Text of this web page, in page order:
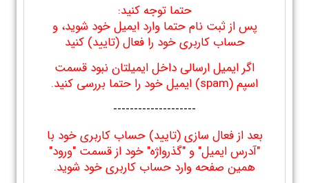
حتما توجه کنید:
پس از ثبت نام حتما وارد ایمیل خود شوید، و
حساب کاربری خود را فعال (تایید) کنید
اگر ایمیل ارسالی داخل ایمیلتان نبود قسمت
اسپم (spam) ایمیل خود را حتما بررسی کنید.
--------------------
بعد از فعال سازی (تایید) حساب کاربری خود با
"آدرس ایمیل" و "گذرواژه" خود از قسمت "ورود"
همین صفحه وارد حساب کاربری خود شوید.